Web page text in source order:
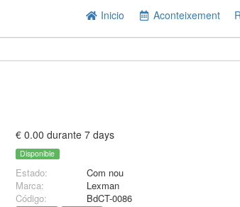
Inicio Aconteixement
€ 0.00 durante 7 days
Disponible
Estado:
Com nou
Marca:
Lexman
Código:
BdCT-0086